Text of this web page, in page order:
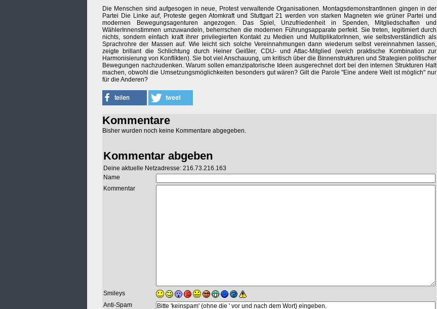
Die Menschen sind aufgesogen in neue, Protest verwaltende Organisationen. MontagsdemonstrantInnen gingen in der
Partei Die Linke auf, Proteste gegen Atomkraft und Stuttgart 21 werden von starken Magneten wie grüner Partei und
modernen Bewegungsagenturen angezogen. Das Spiel, Unzufriedenheit in Spenden, Mitgliedschaften und
WählerInnenstimmen umzuwandeln, beherrschen die modernen Führungsapparate perfekt. Sie treten, legitimiert durch
nichts, sondern einfach kraft ihrer privilegierten Kontakt zu Medien und MultiplikatorInnen, wie selbstverständlich als
Sprachrohre der Massen auf. Wie leicht sich solche Vereinnahmungen dann wiederum selbst vereinnahmen lassen,
zeigte brillant die Schlichtung durch Heiner Geißler, CDU- und Attac-Mitglied (welch praktische Kombination zur
Harmonisierung von Konflikten). Sie bot viel Anschauung, um kritisch über die Binnenstrukturen und Strategien politischer
Bewegungen nachzudenken. Warum sollen emanzipatorische Ideen ausgerechnet dort bei den internen Strukturen Halt
machen, obwohl die Umsetzungsmöglichkeiten besonders gut wären? Gilt die Parole "Eine andere Welt ist möglich" nur
für die Anderen?
Kommentare
Bisher wurden noch keine Kommentare abgegeben.
Kommentar abgeben
Deine aktuelle Netzadresse: 216.73.216.163
Name
Kommentar
Smileys
Anti-Spam